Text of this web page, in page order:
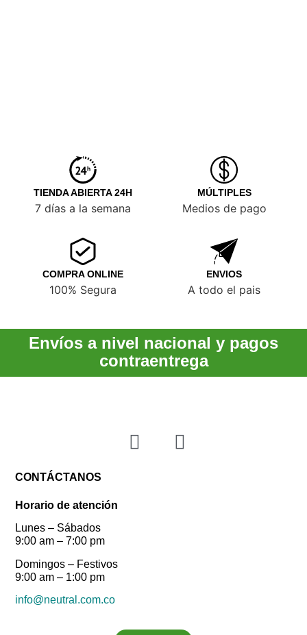
TIENDA ABIERTA 24H
7 días a la semana
MÚLTIPLES
Medios de pago
COMPRA ONLINE
100% Segura
ENVIOS
A todo el pais
Envíos a nivel nacional y pagos
contraentrega
CONTÁCTANOS
Horario de atención
Lunes – Sábados
9:00 am – 7:00 pm
Domingos – Festivos
9:00 am – 1:00 pm
info@neutral.com.co